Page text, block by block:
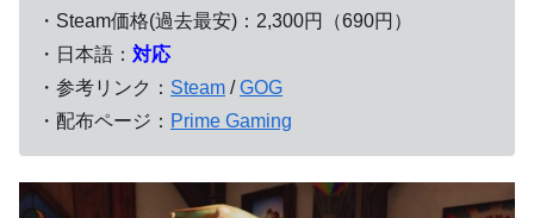
・Steam価格(過去最安)：2,300円（690円）
・日本語： 対応
・参考リンク： Steam /GOG
・配布ページ： Prime Gaming